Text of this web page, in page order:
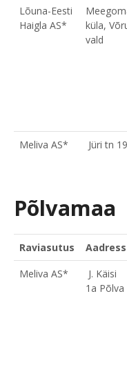
Lõuna-Eesti
Haigla AS*
küla,
vald
Meliva AS* Jüri tn
Põlvamaa
Raviasutus Aadress
Meliva AS*
J. Käisi
1a Põlva